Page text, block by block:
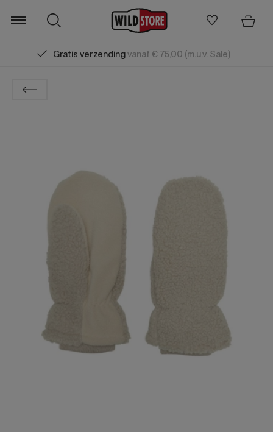
Gratis verzendingvanaf € 75,00 (m.u.v. Sale)
Zoeken